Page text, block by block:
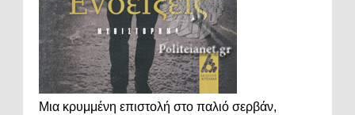
Μια κρυμμένη επιστολή στο παλιό σερβάν,